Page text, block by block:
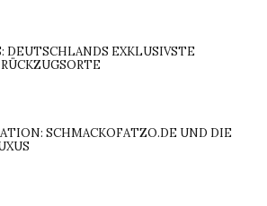
DEUTSCHLANDS EXKLUSIVSTE
SCHMACKOFATZO.DE UND DIE